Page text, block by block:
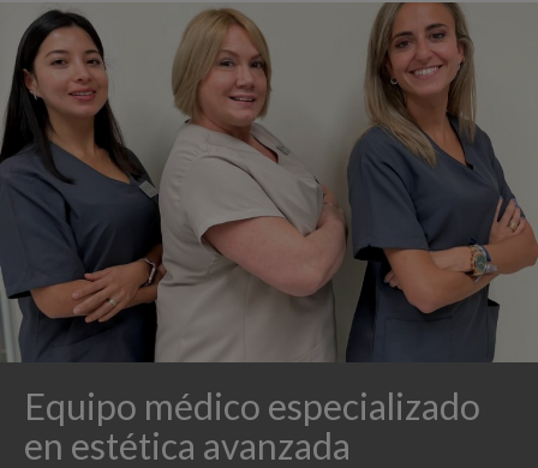
Equipo médico especializado
en estética avanzada